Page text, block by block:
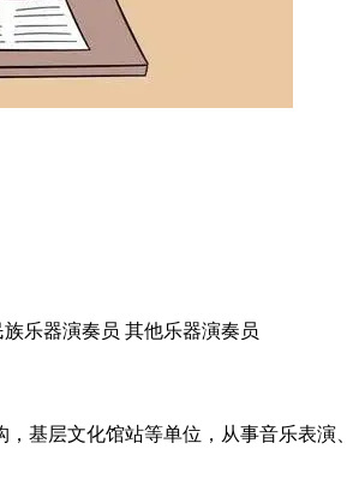
乐器演奏员 其他乐器演奏员
基层文化馆站等单位，从事音乐表演、